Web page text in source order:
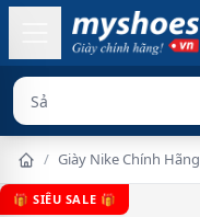
Sản phẩm chín
/ Giày Nike Chính Hãng
🎁 SIÊU SALE 🎁